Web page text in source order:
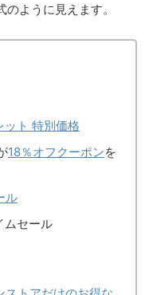
ように見えます。
ト 特別価格
18％オフクーポンを
ル
ムセール